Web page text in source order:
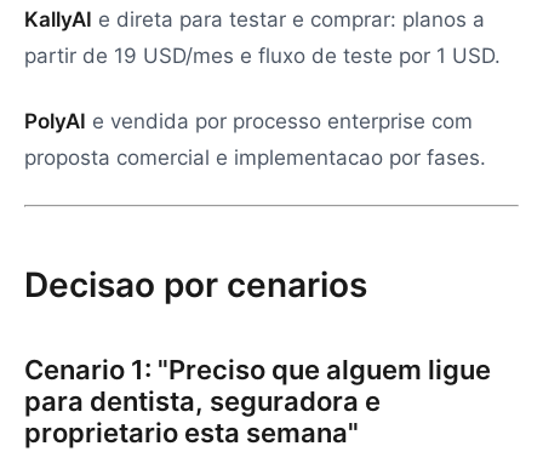
KallyAI e direta para testar e comprar: planos a
partir de 19 USD/mes e fluxo de teste por 1 USD.
PolyAI e vendida por processo enterprise com
proposta comercial e implementacao por fases.
Decisao por cenarios
Cenario 1: "Preciso que alguem ligue
para dentista, seguradora e
proprietario esta semana"